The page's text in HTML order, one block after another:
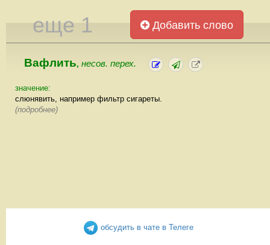
еще 1 Добавить слово
Вафлить, несов. перех.
значение:
слюнявить, например фильтр сигареты.
(подробнее)
обсудить в чате в Телеге